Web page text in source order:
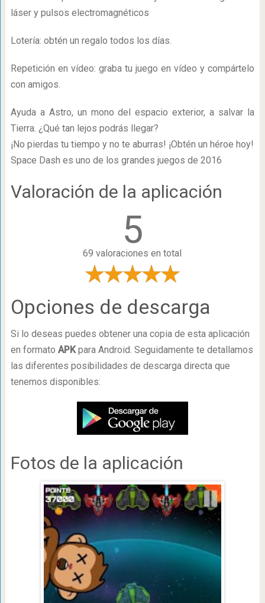
láser y pulsos electromagnéticos
Lotería: obtén un regalo todos los días.
Repetición en vídeo: graba tu juego en vídeo y compártelo
con amigos.
Ayuda a Astro, un mono del espacio exterior, a salvar la
Tierra. ¿Qué tan lejos podrás llegar?
¡No pierdas tu tiempo y no te aburras! ¡Obtén un héroe hoy!
Space Dash es uno de los grandes juegos de 2016
Valoración de la aplicación
5
69 valoraciones en total
Opciones de descarga
Si lo deseas puedes obtener una copia de esta aplicación
en formato APKpara Android. Seguidamente te detallamos
las diferentes posibilidades de descarga directa que
tenemos disponibles:
Fotos de la aplicación